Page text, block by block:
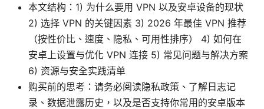
本文结构：1) 为什么要用 VPN 以及安卓设备的现状
2) 选择 VPN 的关键因素 3) 2026 年最佳 VPN 推荐
（按性价比、速度、隐私、可用性排序） 4) 如何在
安卓上设置与优化 VPN 连接 5) 常见问题与解决方案
6) 资源与安全实践清单
购买前的思考：请务必阅读隐私政策、了解日志记
录、数据泄露历史，以及是否支持你常用的安卓版本